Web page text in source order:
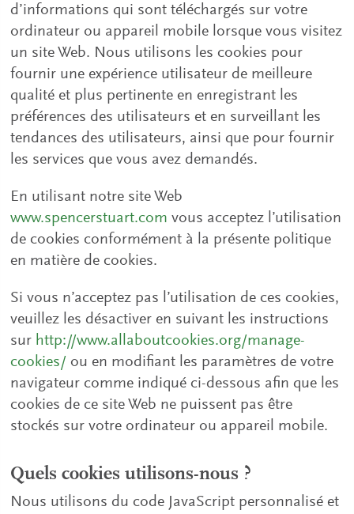
d’informations qui sont téléchargés sur votre
ordinateur ou appareil mobile lorsque vous visitez
un site Web. Nous utilisons les cookies pour
fournir une expérience utilisateur de meilleure
qualité et plus pertinente en enregistrant les
préférences des utilisateurs et en surveillant les
tendances des utilisateurs, ainsi que pour fournir
les services que vous avez demandés.
En utilisant notre site Web
www.spencerstuart.com vous acceptez l’utilisation
de cookies conformément à la présente politique
en matière de cookies.
Si vous n’acceptez pas l’utilisation de ces cookies,
veuillez les désactiver en suivant les instructions
sur http://www.allaboutcookies.org/manage-
cookies/ ou en modifiant les paramètres de votre
navigateur comme indiqué ci-dessous afin que les
cookies de ce site Web ne puissent pas être
stockés sur votre ordinateur ou appareil mobile.
Quels cookies utilisons-nous ?
Nous utilisons du code JavaScript personnalisé et